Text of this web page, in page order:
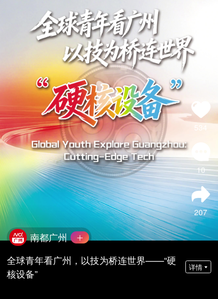
534
10
207
南都广州
全球青年看广州，以技为桥连世界——“硬
核设备”
详情